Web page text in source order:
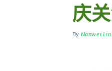
庆
By Nanwei Lin